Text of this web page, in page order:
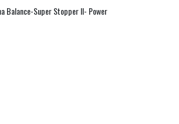
Balance-Super Stopper II- Power